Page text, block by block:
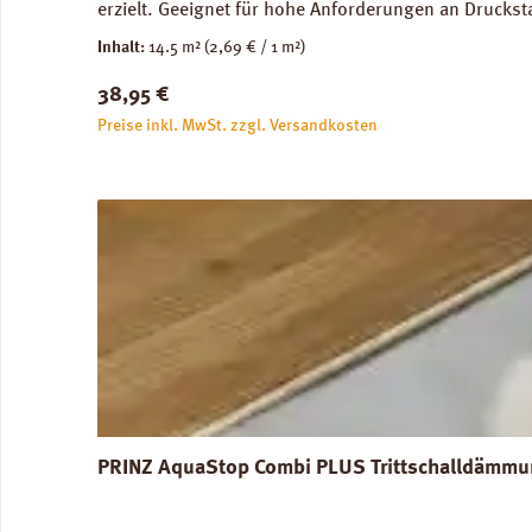
erzielt. Geeignet für hohe Anforderungen an
genutze Flächen) und im Objektbereich. Für die
unbedenklich. Verfügbare Downloads: Datenblatt
Inhalt: 14.5 m² (2,69 € / 1 m²)
Regulärer Preis:
38,95 €
Preise inkl. MwSt. zzgl. Versandkosten
PRINZ AquaStop Combi PLUS